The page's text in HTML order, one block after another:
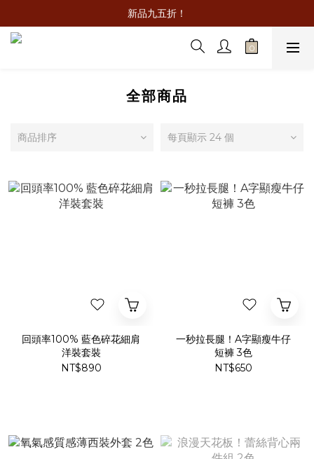
新品九五折！
全部商品
商品排序 每頁顯示 24 個
回頭率100% 藍色碎花細肩
洋裝套裝
NT$890
一秒拉長腿！A字顯瘦牛仔
短褲 3色
NT$650